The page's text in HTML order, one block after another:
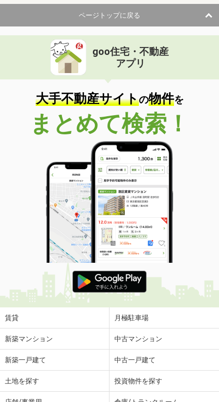
専有面積 65.1m²
間取り
2LDK
岡山県岡山市北区平野
価 格
2,850万円
住 所
岡山県岡山市北区平野
専有面積 73.29m²
間取り
3LDK
岡山県岡山市北区野田２
価 格
1,949万円
岡山県岡山市北区野田２
59.82m²
間取り
3LDK
岡山県岡山市北区津島西坂１
価 格
1,280万円
住 所
岡山県岡山市北区津島西坂１
専有面積 70m²
間取り
3LDK
岡山県岡山市北区京町
価 格
330万円
住 所
岡山県岡山市北区京町
専有面積
岡山県倉敷市老松町３
3,199万円
ページトップに戻る
goo住宅・不動産
アプリ
大手不動産サイトの物件を
まとめて検索！
賃貸 月極駐車場
新築マンション 中古マンション
新築一戸建て 中古一戸建て
土地を探す 投資物件を探す